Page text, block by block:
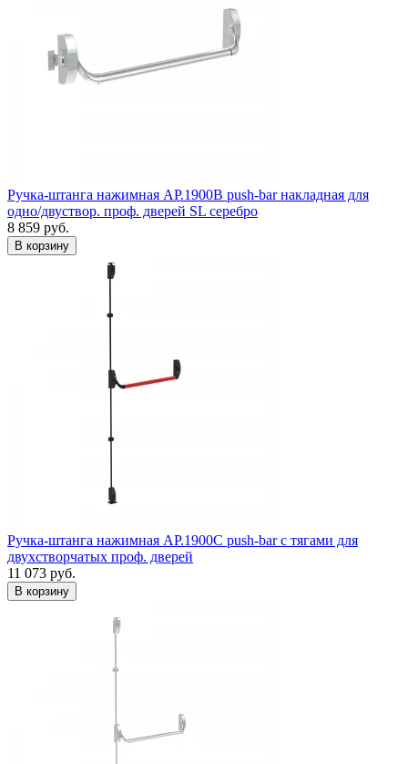
Ручка-штанга нажимная AP.1900B push-bar накладная для
одно/двуствор. проф. дверей SL серебро
8 859 руб.
Ручка-штанга нажимная AP.1900C push-bar с тягами для
двухстворчатых проф. дверей
11 073 руб.